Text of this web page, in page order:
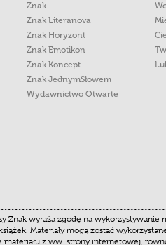
Znak
Znak Literanova
Znak Horyzont
Znak Emotikon
Znak Koncept
Znak JednymSłowem
Wydawnictwo Otwarte
Znak wyraża zgodę na
Materiały mogą zostać
materiału z ww. strony internetowej,